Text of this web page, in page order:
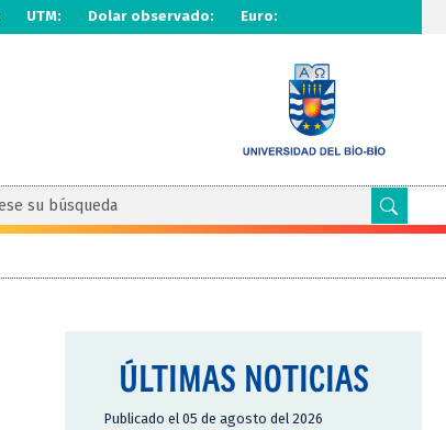
UTM: Dolar observado: Euro:
ÚLTIMAS NOTICIAS
Publicado el 05 de agosto del 2026